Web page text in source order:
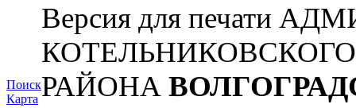
Поиск
Карта
Версия для печати
РАЙОНА